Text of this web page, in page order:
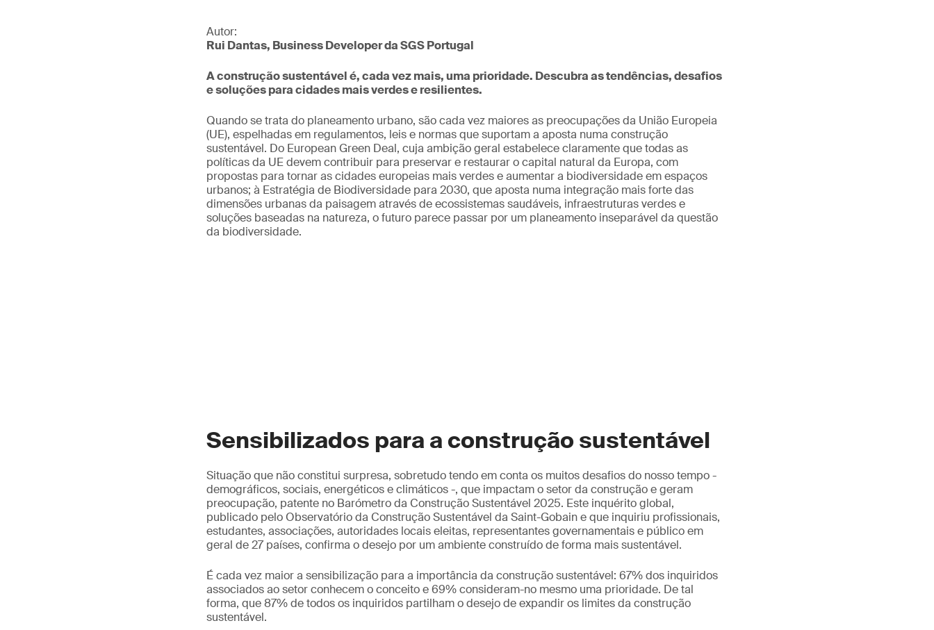
Autor:
Rui Dantas, Business Developer da SGS Portugal
A construção sustentável é, cada vez mais, uma prioridade. Descubra as tendências, desafios
e soluções para cidades mais verdes e resilientes.
Quando se trata do planeamento urbano, são cada vez maiores as preocupações da União Europeia
(UE), espelhadas em regulamentos, leis e normas que suportam a aposta numa construção
sustentável. Do European Green Deal, cuja ambição geral estabelece claramente que todas as
políticas da UE devem contribuir para preservar e restaurar o capital natural da Europa, com
propostas para tornar as cidades europeias mais verdes e aumentar a biodiversidade em espaços
urbanos; à Estratégia de Biodiversidade para 2030, que aposta numa integração mais forte das
dimensões urbanas da paisagem através de ecossistemas saudáveis, infraestruturas verdes e
soluções baseadas na natureza, o futuro parece passar por um planeamento inseparável da questão
da biodiversidade.
Sensibilizados para a construção sustentável
Situação que não constitui surpresa, sobretudo tendo em conta os muitos desafios do nosso tempo -
demográficos, sociais, energéticos e climáticos -, que impactam o setor da construção e geram
preocupação, patente no Barómetro da Construção Sustentável 2025. Este inquérito global,
publicado pelo Observatório da Construção Sustentável da Saint-Gobain e que inquiriu profissionais,
estudantes, associações, autoridades locais eleitas, representantes governamentais e público em
geral de 27 países, confirma o desejo por um ambiente construído de forma mais sustentável.
É cada vez maior a sensibilização para a importância da construção sustentável: 67% dos inquiridos
associados ao setor conhecem o conceito e 69% consideram-no mesmo uma prioridade. De tal
forma, que 87% de todos os inquiridos partilham o desejo de expandir os limites da construção
sustentável.